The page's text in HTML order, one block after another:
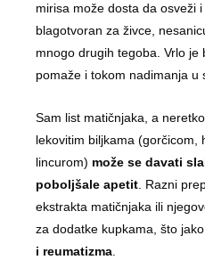
mirisa može dosta da osveži
blagotvoran za živce,
mnogo drugih tegoba. Vrlo je
pomaže i tokom nadimanja u
Sam list matičnjaka, a
lekovitim biljkama (gorčicom,
lincurom) može se davati
poboljšale apetit. Razni
ekstrakta matičnjaka ili
za dodatke kupkama, što jako
i reumatizma.